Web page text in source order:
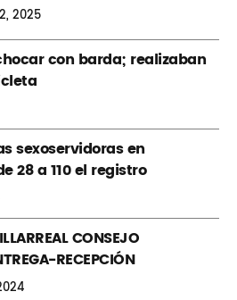
2025
con barda; realizaban
sexoservidoras en
28 a 110 el registro
CONSEJO
RECEPCIÓN